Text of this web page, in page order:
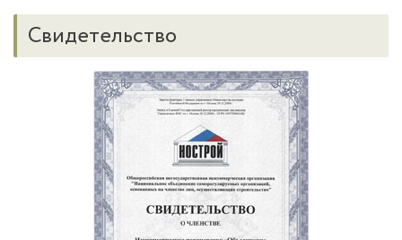
Свидетельство